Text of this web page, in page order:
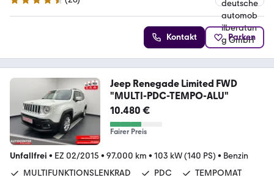
4.5 Sterne
Kontakt Parken
Jeep Renegade Limited FWD
"MULTI-PDC-TEMPO-ALU"
10.480 €
Fairer Preis
Unfallfrei • EZ 02/2015 • 97.000 km • 103 kW (140 PS) • Benzin
MULTIFUNKTIONSLENKRAD
PDC TEMPOMAT